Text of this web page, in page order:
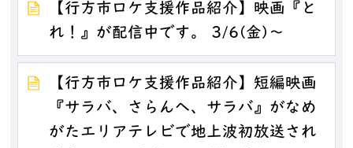
【行方市ロケ支援作品紹介】映画『と
れ！』が配信中です。 3/6(金)～
【行方市ロケ支援作品紹介】短編映画
『サラバ、さらんへ、サラバ』がなめ
がたエリアテレビで地上波初放送され